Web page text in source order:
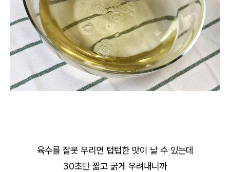
육수를 잘못 우리면 텁텁한 맛이 날 수 있는데
30초만 짧고 굵게 우려내니까